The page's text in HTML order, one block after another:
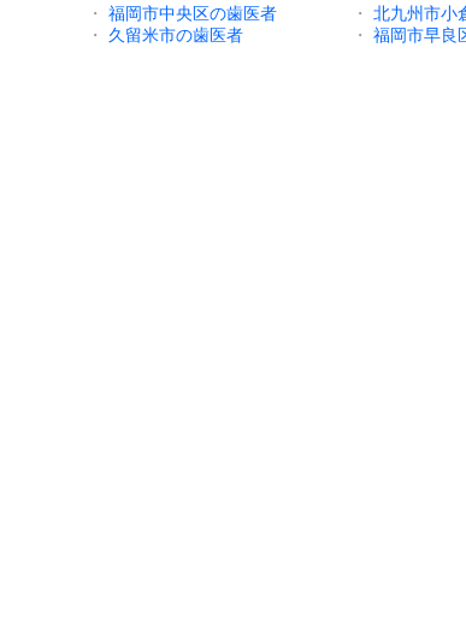
・ 福岡市中央区の歯医者 ・ 北九州市小
・
久留米市の歯医者 ・ 福岡市早良